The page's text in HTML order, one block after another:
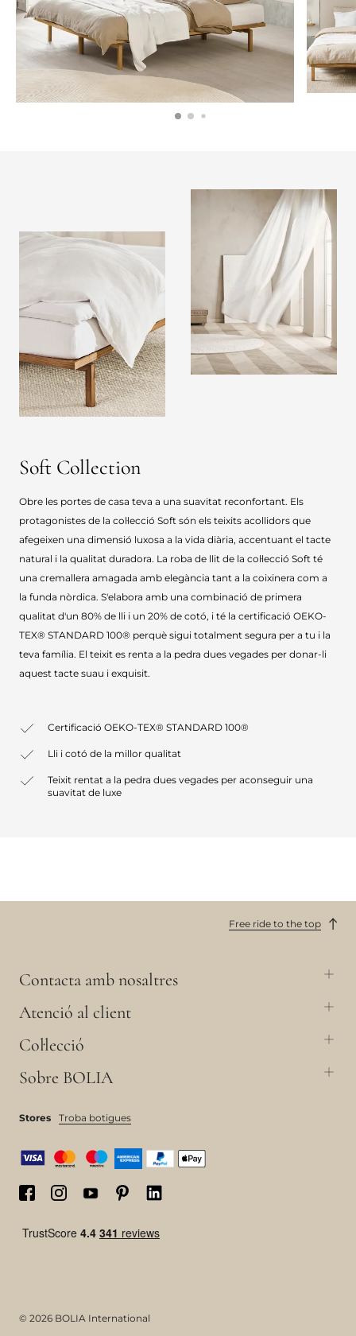
Soft Collection
Obre les portes de casa teva a una suavitat reconfortant. Els
protagonistes de la col·lecció Soft són els teixits acollidors que
afegeixen una dimensió luxosa a la vida diària, accentuant el tacte
natural i la qualitat duradora. La roba de llit de la col·lecció Soft té
una cremallera amagada amb elegància tant a la coixinera com a
la funda nòrdica. S'elabora amb una combinació de primera
qualitat d'un 80% de lli i un 20% de cotó, i té la certificació OEKO-
TEX® STANDARD 100® perquè sigui totalment segura per a tu i la
teva família. El teixit es renta a la pedra dues vegades per donar-li
aquest tacte suau i exquisit.
Certificació OEKO-TEX® STANDARD 100®
Lli i cotó de la millor qualitat
Teixit rentat a la pedra dues vegades per aconseguir una
suavitat de luxe
Free ride to the top
Contacta amb nosaltres
Atenció al client
Col·lecció
Sobre BOLIA
© 2026 BOLIA International
Stores Troba botigues